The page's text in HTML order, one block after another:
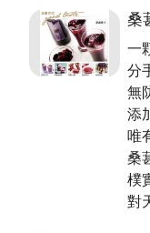
可提高免疫力，口
此決定開放遊客
的天然桑葚，並陸
限，選擇與顧客
桑葚酸甜滋味。
為了提供顧客更
藥，利用農改技
方式，每年不斷
桑
一
分
無
添
唯
桑
樸
對